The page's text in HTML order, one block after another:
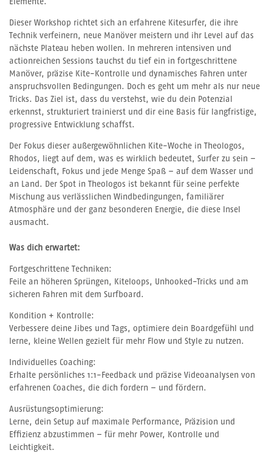
Elemente.
Dieser Workshop richtet sich an erfahrene Kitesurfer, die ihre
Technik verfeinern, neue Manöver meistern und ihr Level auf das
nächste Plateau heben wollen. In mehreren intensiven und
actionreichen Sessions tauchst du tief ein in fortgeschrittene
Manöver, präzise Kite-Kontrolle und dynamisches Fahren unter
anspruchsvollen Bedingungen. Doch es geht um mehr als nur neue
Tricks. Das Ziel ist, dass du verstehst, wie du dein Potenzial
erkennst, strukturiert trainierst und dir eine Basis für langfristige,
progressive Entwicklung schaffst.
Der Fokus dieser außergewöhnlichen Kite-Woche in Theologos,
Rhodos, liegt auf dem, was es wirklich bedeutet, Surfer zu sein –
Leidenschaft, Fokus und jede Menge Spaß – auf dem Wasser und
an Land. Der Spot in Theologos ist bekannt für seine perfekte
Mischung aus verlässlichen Windbedingungen, familiärer
Atmosphäre und der ganz besonderen Energie, die diese Insel
ausmacht.
Was dich erwartet:
Fortgeschrittene Techniken:
Feile an höheren Sprüngen, Kiteloops, Unhooked-Tricks und am
sicheren Fahren mit dem Surfboard.
Kondition + Kontrolle:
Verbessere deine Jibes und Tags, optimiere dein Boardgefühl und
lerne, kleine Wellen gezielt für mehr Flow und Style zu nutzen.
Individuelles Coaching:
Erhalte persönliches 1:1-Feedback und präzise Videoanalysen von
erfahrenen Coaches, die dich fordern – und fördern.
Ausrüstungsoptimierung:
Lerne, dein Setup auf maximale Performance, Präzision und
Effizienz abzustimmen – für mehr Power, Kontrolle und
Leichtigkeit.